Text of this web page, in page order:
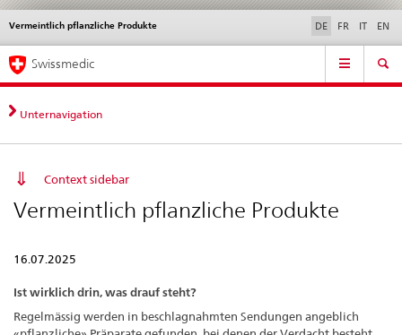
Direktnavigation
News,
Rechtsgrundlagen,
Kontakt
News & Updates Kontakt | Support & Hilfe
Vermeintlich pflanzliche Produkte
Sprachwahl DE FR IT EN
Service
Hauptnavigation
Swissmedic
Unternavigation
Context sidebar
Vermeintlich pflanzliche Produkte
16.07.2025
Ist wirklich drin, was drauf steht?
Regelmässig werden in beschlagnahmten Sendungen angeblich